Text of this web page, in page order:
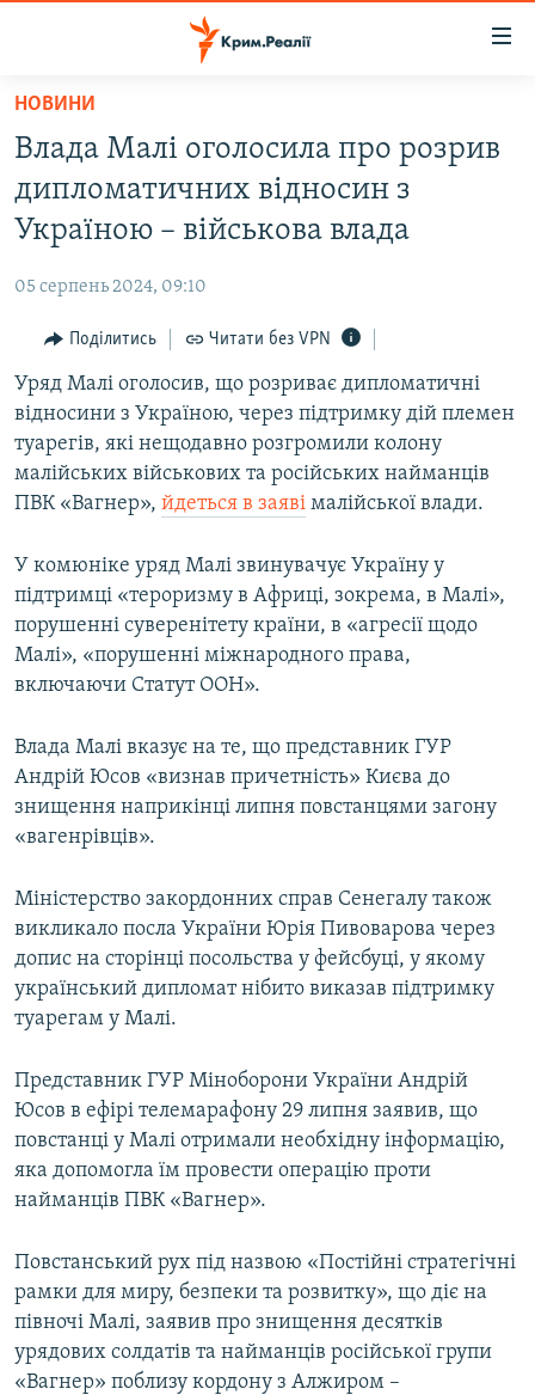
Перейти
основного
матеріалу
Перейти
до
основної
навігації
Перейти
пошуку
ВОДА.КРИМ
ВІДЕО ТА ФОТО
БЛОГИ
ПОГЛЯД
ІНТЕРВ'Ю
ВСЕ ЗА ДЕНЬ
СПЕЦПРОЕКТИ
ДЕПОРТАЦІЯ
ВІДЕОУРОКИ «ELIFBE»
СВІДЧЕННЯ ОКУПАЦІЇ
УКРАЇНСЬКА ПРОБЛЕМА КРИМУ
ІНФОГРАФІКА
ЯК ОБІЙТИ БЛОКУВАННЯ
Русский
Qırımtatar
ДОЛУЧАЙСЯ!
Усі сайти RFE/RL
НОВИНИ
Влада Малі оголосила про розрив
дипломатичних відносин з
Україною – військова влада
05 серпень 2024, 09:10
Поділитись Читати без VPN
Уряд Малі оголосив, що розриває дипломатичні
відносини з Україною, через підтримку дій племен
туарегів, які нещодавно розгромили колону
малійських військових та російських найманців
ПВК «Вагнер», йдеться в заяві малійської влади.
У комюніке уряд Малі звинувачує Україну у
підтримці «тероризму в Африці, зокрема, в Малі»,
порушенні суверенітету країни, в «агресії щодо
Малі», «порушенні міжнародного права,
включаючи Статут ООН».
Влада Малі вказує на те, що представник ГУР
Андрій Юсов «визнав причетність» Києва до
знищення наприкінці липня повстанцями загону
«вагенрівців».
Міністерство закордонних справ Сенегалу також
викликало посла України Юрія Пивоварова через
допис на сторінці посольства у фейсбуці, у якому
український дипломат нібито виказав підтримку
туарегам у Малі.
Представник ГУР Міноборони України Андрій
Юсов в ефірі телемарафону 29 липня заявив, що
повстанці у Малі отримали необхідну інформацію,
яка допомогла їм провести операцію проти
найманців ПВК «Вагнер».
Повстанський рух під назвою «Постійні стратегічні
рамки для миру, безпеки та розвитку», що діє на
півночі Малі, заявив про знищення десятків
урядових солдатів та найманців російської групи
«Вагнер» поблизу кордону з Алжиром –